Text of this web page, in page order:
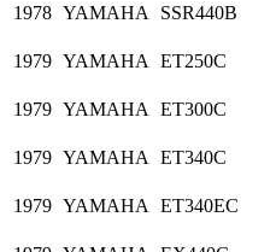
1978 YAMAHA SSR440B
1979 YAMAHA ET250C
1979 YAMAHA ET300C
1979 YAMAHA ET340C
1979 YAMAHA ET340EC